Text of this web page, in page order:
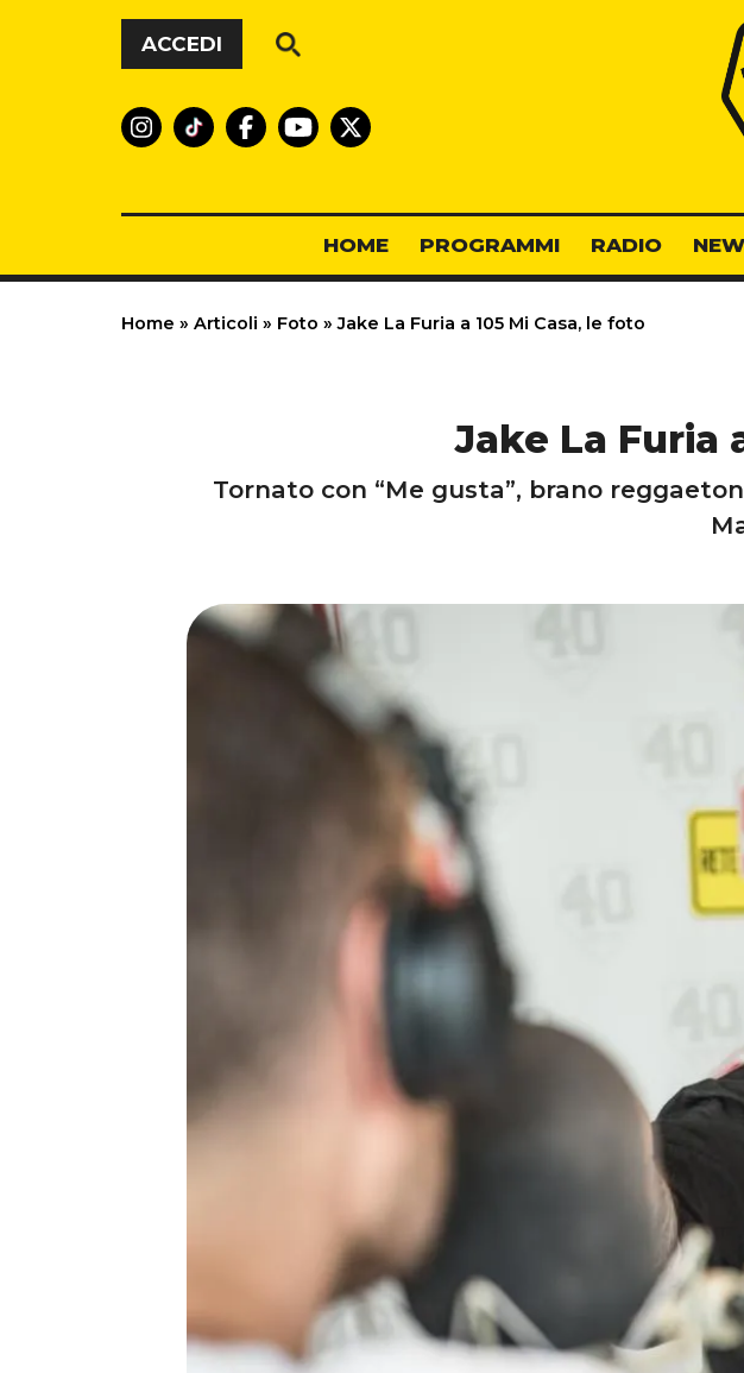
Vai al contenuto
ACCEDI
HOME PROGRAMMI RADIO
Home » Articoli » Foto » Jake La Furia a 105 Mi Casa, le foto
Jake La Furia
Tornato con “Me gusta”, brano